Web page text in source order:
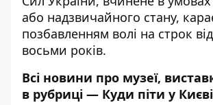
або надзвичайного стану,
позбавленням волі на строк
восьми років.
Всі новини про музеї,
в рубриці — Куди піти у Києві